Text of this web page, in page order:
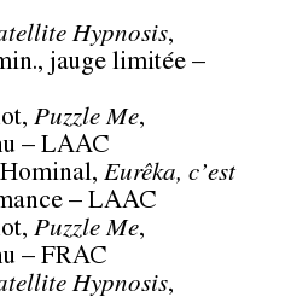
Hypnosis,
jauge limitée –
Puzzle Me,
– LAAC
Eurêka, c’est
– LAAC
Puzzle Me,
– FRAC
Hypnosis,